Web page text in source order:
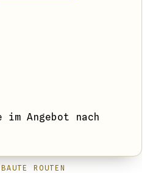
Angebot nach
ROUTEN